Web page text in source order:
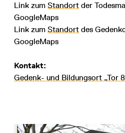
Link zum Standort der
GoogleMaps
Link zum Standort des
GoogleMaps
Kontakt:
Gedenk- und Bildungsort „Tor